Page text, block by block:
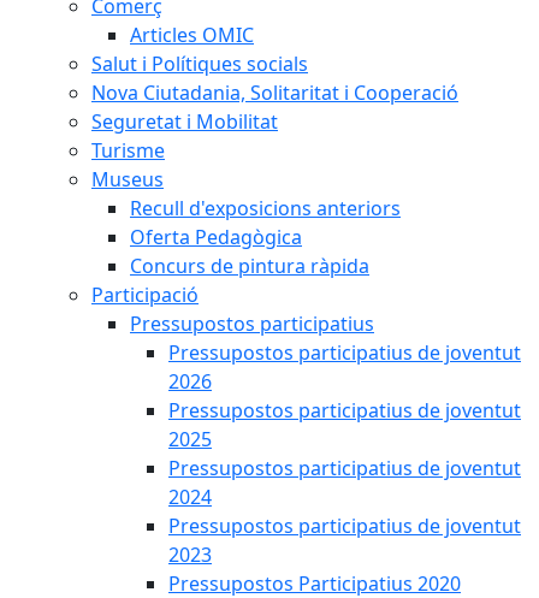
Comerç
Articles OMIC
Salut i Polítiques socials
Nova Ciutadania, Solitaritat i Cooperació
Seguretat i Mobilitat
Turisme
Museus
Recull d'exposicions anteriors
Oferta Pedagògica
Concurs de pintura ràpida
Participació
Pressupostos participatius
Pressupostos participatius de joventut
2026
Pressupostos participatius de joventut
2025
Pressupostos participatius de joventut
2024
Pressupostos participatius de joventut
2023
Pressupostos Participatius 2020